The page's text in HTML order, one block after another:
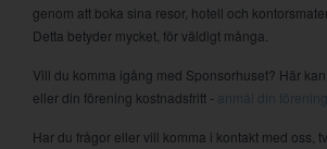
genom att boka sina resor, hotell och
Detta betyder mycket, för väldigt många.
Vill du komma igång med Sponsorhuset? Här
eller din förening kostnadsfritt -
anmäl din förening
Har du frågor eller vill komma i kontakt med oss,